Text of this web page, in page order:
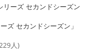
ーズ セカンドシーズン
ズ セカンドシーズン」
人)